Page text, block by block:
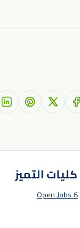
كليات التميز
6 Open Jobs